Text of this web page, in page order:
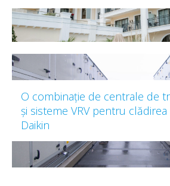
O combinație de centrale de
și sisteme VRV pentru clădirea
Daikin